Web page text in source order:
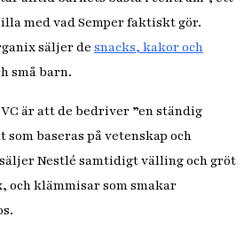
med vad Semper faktiskt gör.
säljer de snacks, kakor och
små barn.
är att de bedriver ”en ständig
baseras på vetenskap och
Nestlé samtidigt välling och gröt
och klämmisar som smakar